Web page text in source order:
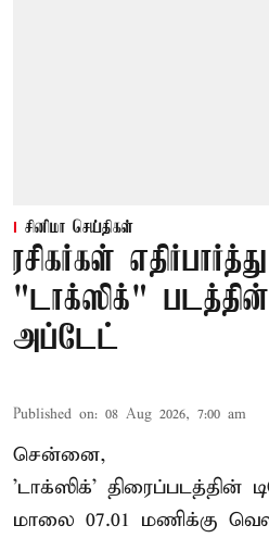
சினிமா செய்திகள்
ரசிகர்கள்
"டாக்ஸிக்" படத்தின்
அப்டேட்
Published on: 08 Aug 2026, 7:00 am
சென்னை,
'டாக்ஸிக்' திரைப்படத்தின்
மாலை 07.01 மணிக்கு